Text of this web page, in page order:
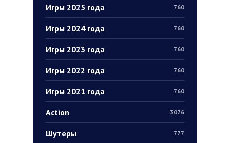
Игры 2025 года 760
Игры 2024 года 760
Игры 2023 года 760
Игры 2022 года 760
Игры 2021 года 760
Action 3076
Шутеры 777